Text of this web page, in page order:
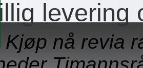
Kjøp nå revia